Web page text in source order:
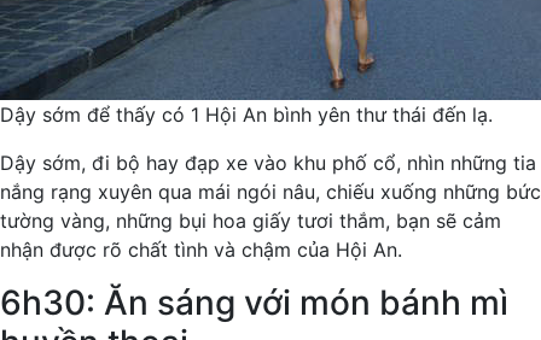
Dậy sớm để thấy có 1 Hội An bình yên thư thái đến lạ.
Dậy sớm, đi bộ hay đạp xe vào khu phố cổ, nhìn những tia
nắng rạng xuyên qua mái ngói nâu, chiếu xuống những bức
tường vàng, những bụi hoa giấy tươi thắm, bạn sẽ cảm
nhận được rõ chất tình và chậm của Hội An.
6h30: Ăn sáng với món bánh mì